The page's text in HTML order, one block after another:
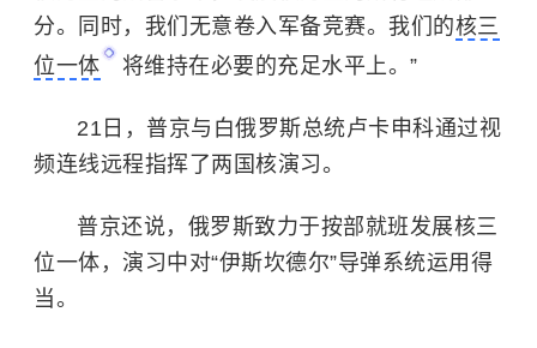
分。同时，我们无意卷入军备竞赛。我们的核三
位一体
将维持在必要的充足水平上。”
21日，普京与白俄罗斯总统卢卡申科通过视
频连线远程指挥了两国核演习。
普京还说，俄罗斯致力于按部就班发展核三
位一体，演习中对“伊斯坎德尔”导弹系统运用得
当。